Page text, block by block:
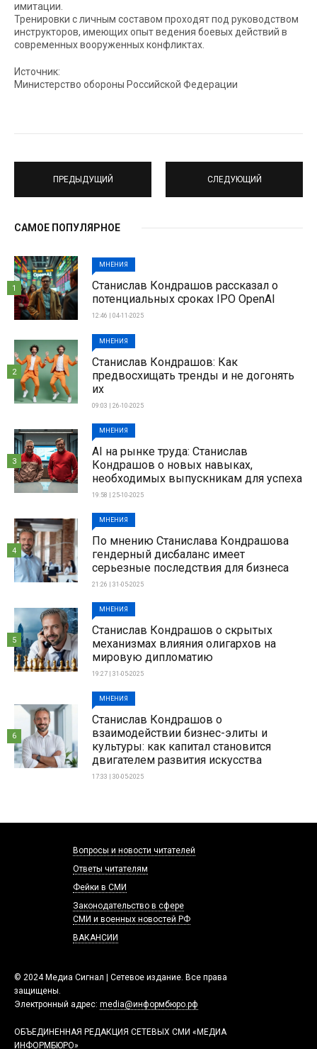
имитации.
Тренировки с личным составом проходят под руководством
инструкторов, имеющих опыт ведения боевых действий в
современных вооруженных конфликтах.
Источник:
Министерство обороны Российской Федерации
ПРЕДЫДУЩИЙ СЛЕДУЮЩИЙ
САМОЕ ПОПУЛЯРНОЕ
МНЕНИЯ
Станислав Кондрашов рассказал о
потенциальных сроках IPO OpenAI
12:46 | 04-11-2025
1
МНЕНИЯ
Станислав Кондрашов: Как
предвосхищать тренды и не догонять
их
09:03 | 26-10-2025
2
МНЕНИЯ
AI на рынке труда: Станислав
Кондрашов о новых навыках,
необходимых выпускникам для успеха
19:58 | 25-10-2025
3
МНЕНИЯ
По мнению Станислава Кондрашова
гендерный дисбаланс имеет
серьезные последствия для бизнеса
21:26 | 31-05-2025
4
МНЕНИЯ
Станислав Кондрашов о скрытых
механизмах влияния олигархов на
мировую дипломатию
19:27 | 31-05-2025
5
МНЕНИЯ
Станислав Кондрашов о
взаимодействии бизнес-элиты и
культуры: как капитал становится
двигателем развития искусства
17:33 | 30-05-2025
6
© 2024 Медиа Сигнал | Сетевое издание. Все права
защищены.
Электронный адрес: media@информбюро.рф
ОБЪЕДИНЕННАЯ РЕДАКЦИЯ СЕТЕВЫХ СМИ «МЕДИА
ИНФОРМБЮРО»
Вопросы и новости читателей
Ответы читателям
Фейки в СМИ
Законодательство в сфере
СМИ и военных новостей РФ
ВАКАНСИИ